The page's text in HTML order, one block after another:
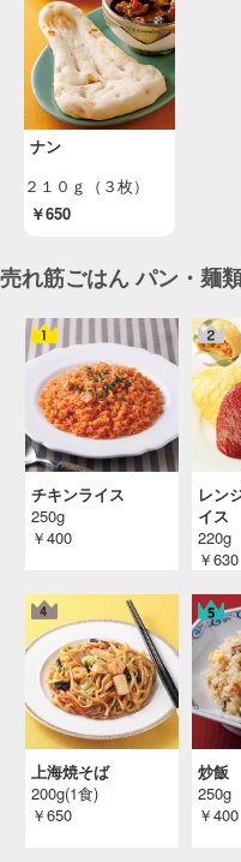
ナン
２１０ｇ（３枚）
￥650
売れ筋ごはん パン・麺
チキンライス
250g
￥400
レン
イス
220g
￥630
上海焼そば
200g(1食)
￥650
炒飯
250g
￥400